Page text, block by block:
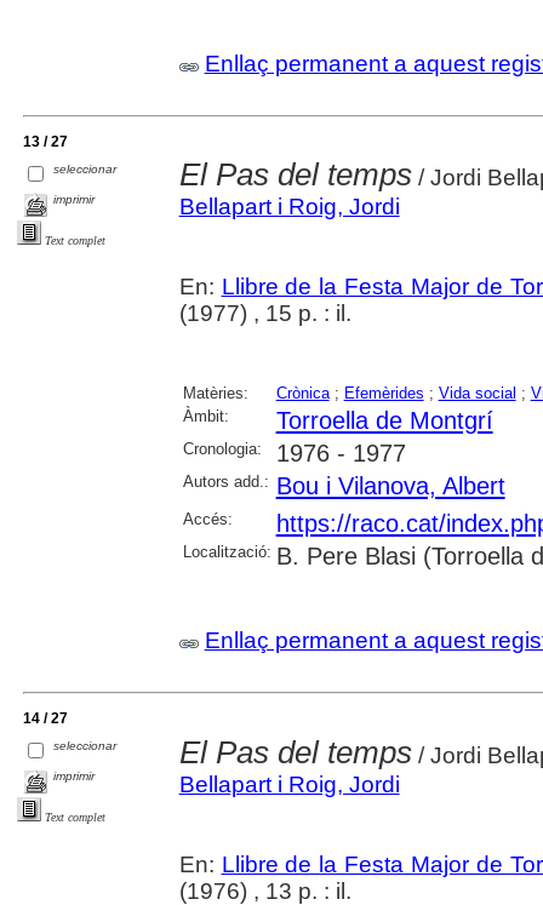
Enllaç permanent a aquest
13 / 27
seleccionar
imprimir
Text complet
El Pas del temps/ Jordi
Bellapart i Roig, Jordi
En: Llibre de la Festa Major de
(1977) , 15 p. : il.
Matèries: Crònica; Efemèrides ; Vida social ;
Àmbit:
Torroella de Montgrí
Cronologia: 1976 - 1977
Autors add.: Bou i Vilanova, Albert
Accés: https://raco.cat/
Localització: B. Pere Blasi (Torroella
Enllaç permanent a aquest
14 / 27
seleccionar
imprimir
Text complet
El Pas del temps/ Jordi
Bellapart i Roig, Jordi
En: Llibre de la Festa Major de
(1976) , 13 p. : il.